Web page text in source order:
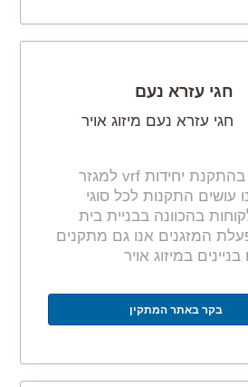
חגי עזרא נעם
חגי עזרא נעם מיזוג אויר
חברתינו מתמחה בהתקנת יחידות vrf למגזר
עושים התקנות לכל סוגי
בהכוונה בבניית בית
המזגנים אנו גם מתקנים
במיזוג אויר
בקר באתר המתקין